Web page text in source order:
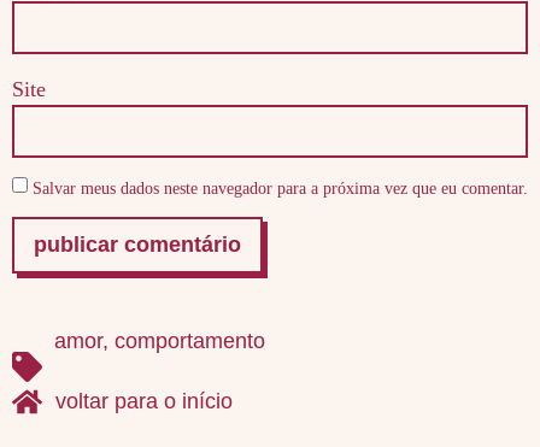
Site
Salvar meus dados neste navegador para a próxima vez que eu comentar.
amor, comportamento
voltar para o início